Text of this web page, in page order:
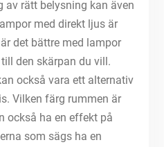
av rätt belysning kan även
med direkt ljus är
det bättre med lampor
den skärpan du vill.
också vara ett alternativ
Vilken färg rummen är
också ha en effekt på
som sägs ha en